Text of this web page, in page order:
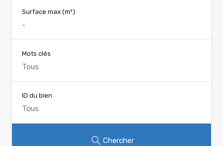
Surface max (m²)
Mots clés
ID du bien
Chercher